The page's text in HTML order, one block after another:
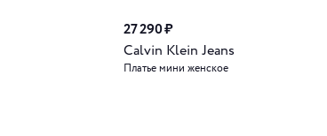
27 290 ₽
Calvin Klein Jeans
Платье мини женское